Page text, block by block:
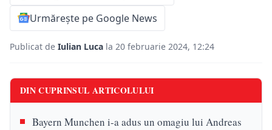
Urmărește pe Google News
Publicat de Iulian Luca la 20 februarie 2024, 12:24
DIN CUPRINSUL ARTICOLULUI
Bayern Munchen i-a adus un omagiu lui Andreas